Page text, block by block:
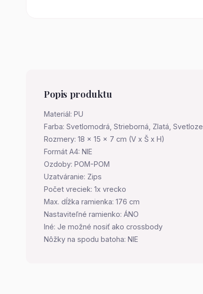
Popis produktu
Materiál: PU
Farba: Svetlomodrá, Strieborná, Zlatá,
Rozmery: 18 x 15 x 7 cm (V x Š x H)
Formát A4: NIE
Ozdoby: POM-POM
Uzatváranie: Zips
Počet vreciek: 1x vrecko
Max. dĺžka ramienka: 176 cm
Nastaviteľné ramienko: ÁNO
Iné: Je možné nosiť ako crossbody
Nôžky na spodu batoha: NIE